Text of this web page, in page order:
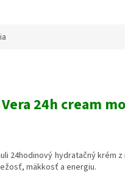
24h cream
24hodinový hydratačný krém z
mäkkosť a energiu.